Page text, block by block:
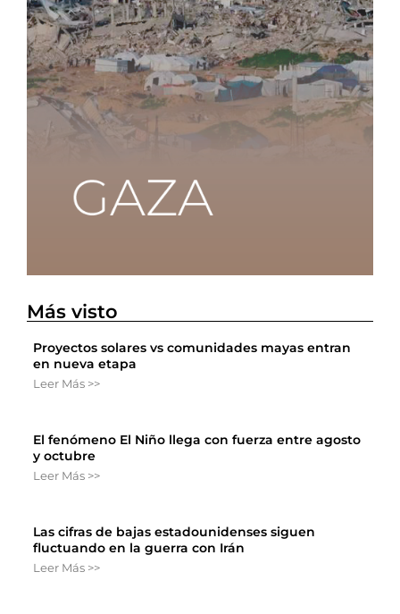
Más visto
Proyectos solares vs comunidades mayas entran
en nueva etapa
Leer Más >>
El fenómeno El Niño llega con fuerza entre agosto
y octubre
Leer Más >>
Las cifras de bajas estadounidenses siguen
fluctuando en la guerra con Irán
Leer Más >>